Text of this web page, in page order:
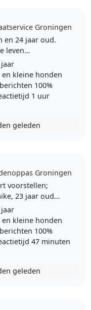
Groningen
leven
Maar nu
ouders woon
kleine honden
100%
1 uur
geleden
Groningen
voorstellen;
23 jaar oud
Nederlands
Een
kleine honden
100%
47 minuten
geleden